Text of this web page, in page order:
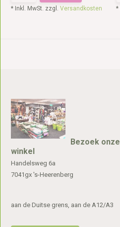
* Inkl. MwSt. zzgl.Versandkosten *
Bezoek onze
winkel
Handelsweg 6a
7041gx 's-Heerenberg
aan de Duitse grens, aan de A12/A3